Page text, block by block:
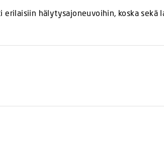
erilaisiin hälytysajoneuvoihin, koska